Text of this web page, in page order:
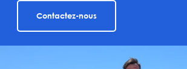
Contactez-nous